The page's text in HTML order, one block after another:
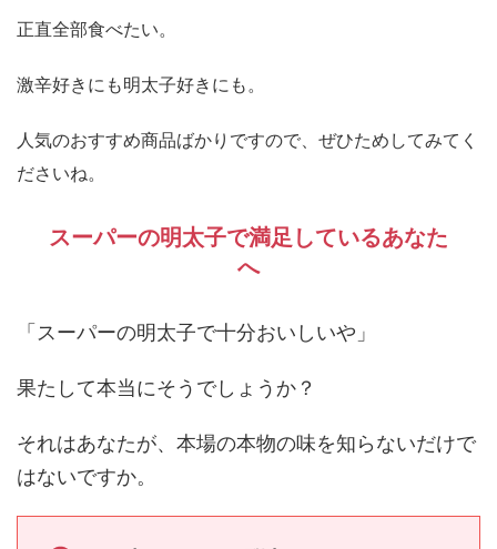
正直全部食べたい。
激辛好きにも明太子好きにも。
人気のおすすめ商品ばかりですので、ぜひためしてみてく
ださいね。
スーパーの明太子で満足しているあなた
へ
「スーパーの明太子で十分おいしいや」
果たして本当にそうでしょうか？
それはあなたが、本場の本物の味を知らないだけで
はないですか。